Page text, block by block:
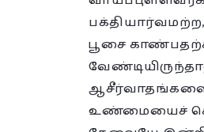
பூசை
உண்மையைச்